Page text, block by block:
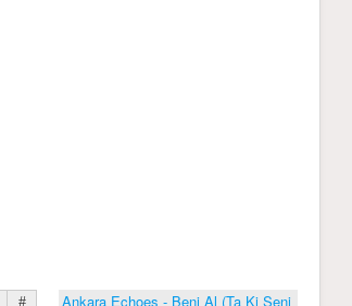
#
Ankara Echoes - Beni Al (Ta Ki Seni